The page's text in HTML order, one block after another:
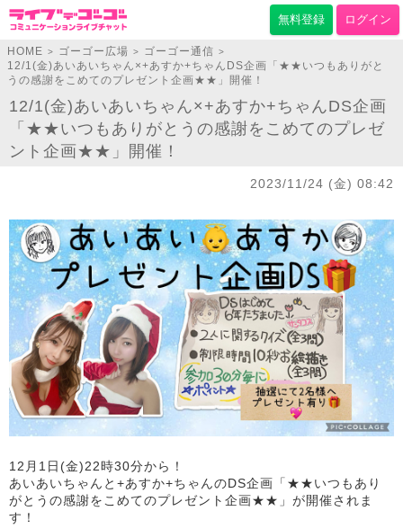
無料登録 ログイン
HOME > ゴーゴー広場 > ゴーゴー通信 >
12/1(金)あいあいちゃん×+あすか+ちゃんDS企画「★★いつもありがと
うの感謝をこめてのプレゼント企画★★」開催！
12/1(金)あいあいちゃん×+あすか+ちゃんDS企画
「★★いつもありがとうの感謝をこめてのプレゼ
ント企画★★」開催！
2023/11/24 (金) 08:42
12月1日(金)22時30分から！
あいあいちゃんと+あすか+ちゃんのDS企画「★★いつもあり
がとうの感謝をこめてのプレゼント企画★★」が開催されま
す！